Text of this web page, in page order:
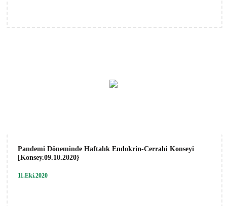
Pandemi Döneminde Haftalık Endokrin-Cerrahi Konseyi
[Konsey.09.10.2020}
11.Eki.2020